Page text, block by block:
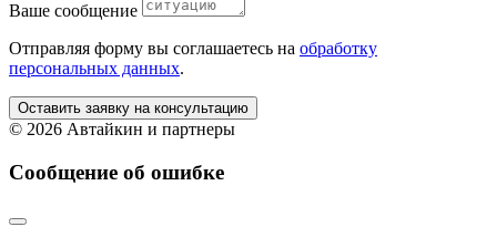
Ваше сообщение
Отправляя форму вы соглашаетесь на обработку
персональных данных.
Оставить заявку на консультацию
© 2026 Автайкин и партнеры
Сообщение об ошибке